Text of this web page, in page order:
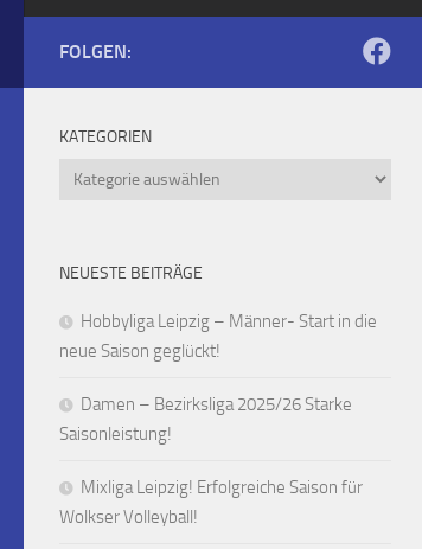
FOLGEN:
KATEGORIEN
Kategorien
NEUESTE BEITRÄGE
Hobbyliga Leipzig – Männer- Start in die
neue Saison geglückt!
Damen – Bezirksliga 2025/26 Starke
Saisonleistung!
Mixliga Leipzig! Erfolgreiche Saison für
Wolkser Volleyball!